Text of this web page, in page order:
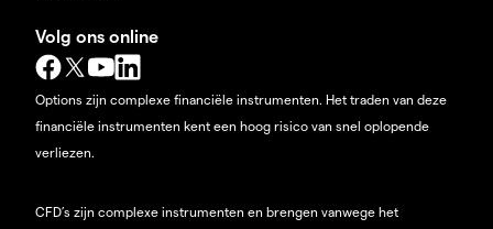
Volg ons online
Options zijn complexe financiële instrumenten. Het traden van deze
financiële instrumenten kent een hoog risico van snel oplopende
verliezen.
CFD’s zijn complexe instrumenten en brengen vanwege het